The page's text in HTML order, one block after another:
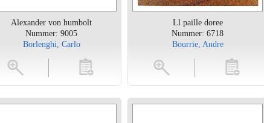
Alexander von humbolt
Nummer: 9005
Borlenghi, Carlo
toevoegen
Ll paille doree
Nummer: 6718
Bourrie, Andre
vergroten toevoegen vergroten